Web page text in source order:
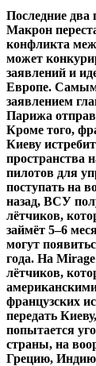
Последние
Макрон
конфликта
может
заявлений и
Европе.
заявлением
Парижа
Кроме того,
Киеву
пространства
пилотов для
поступать на
назад, ВСУ
лётчиков,
займёт 5–6
могут
года. На Mirage
лётчиков,
французских
передать
попытается
страны, на
Грецию,